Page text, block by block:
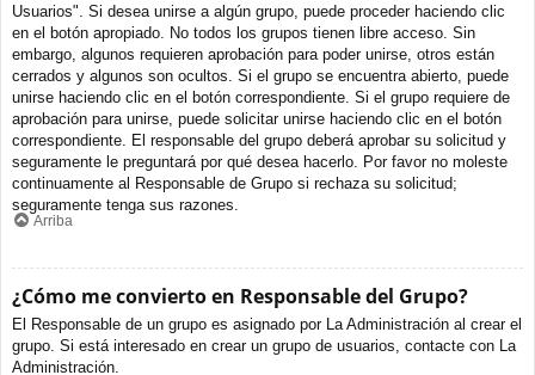
Usuarios". Si desea unirse a algún grupo, puede proceder haciendo clic
en el botón apropiado. No todos los grupos tienen libre acceso. Sin
embargo, algunos requieren aprobación para poder unirse, otros están
cerrados y algunos son ocultos. Si el grupo se encuentra abierto, puede
unirse haciendo clic en el botón correspondiente. Si el grupo requiere de
aprobación para unirse, puede solicitar unirse haciendo clic en el botón
correspondiente. El responsable del grupo deberá aprobar su solicitud y
seguramente le preguntará por qué desea hacerlo. Por favor no moleste
continuamente al Responsable de Grupo si rechaza su solicitud;
seguramente tenga sus razones.
Arriba
¿Cómo me convierto en Responsable del Grupo?
El Responsable de un grupo es asignado por La Administración al crear el
grupo. Si está interesado en crear un grupo de usuarios, contacte con La
Administración.